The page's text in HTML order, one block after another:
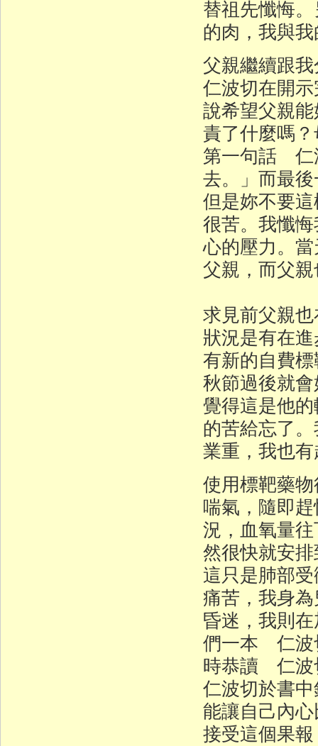
替祖先懺悔
的肉，我與
父親繼續跟
仁波切在開
說希望父親
責了什麼嗎
第一句話 仁
去。」而最
但是妳不要
很苦。我懺
心的壓力。
父親，而父
求見前父親
狀況是有在
有新的自費
秋節過後就
覺得這是他
的苦給忘了
業重，我也
使用標靶藥
喘氣，隨即
況，血氧量
然很快就安
這只是肺部
痛苦，我身
昏迷，我則
們一本 仁波
時恭讀 仁波
仁波切於書
能讓自己內
接受這個果